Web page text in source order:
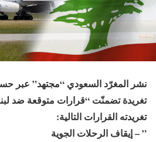
نشر المغرّد السعودي “مجتهد” عبر
تغريدة تضمنّت “قرارات متوقعة ضد
تغريدته القرارات التالية:
” – إيقاف الرحلات الجوية